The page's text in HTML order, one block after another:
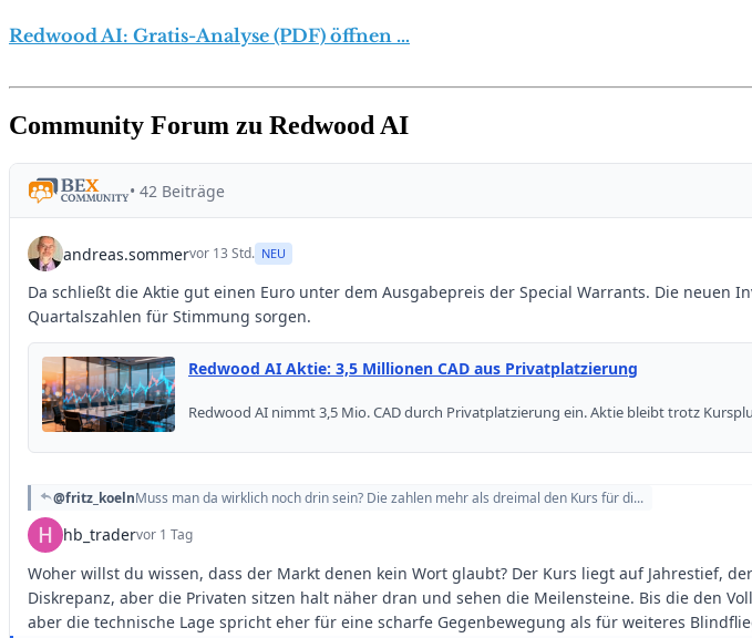
Redwood AI: Gratis-Analyse (PDF) öffnen …
Community Forum zu Redwood AI